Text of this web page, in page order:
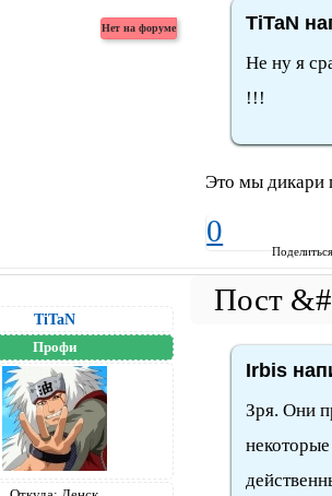
TiTaN
Не ну я
!!!
Это мы дикари
0
TiTaN
Профи
Irbis
Зря. Они